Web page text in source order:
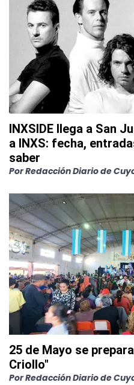
INXSIDE llega a San
a INXS: fecha,
saber
PorRedacción Diario de
25 de Mayo se
Criollo"
PorRedacción Diario de